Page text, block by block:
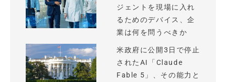
ジェントを現場に入れ
るためのデバイス、企
業は何を問うべきか
米政府に公開3日で停止
されたAI「Claude
Fable 5」、その能力と